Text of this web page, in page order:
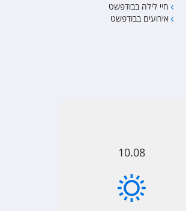
חיי לילה בבודפשט
אירועים בבודפשט
10.08